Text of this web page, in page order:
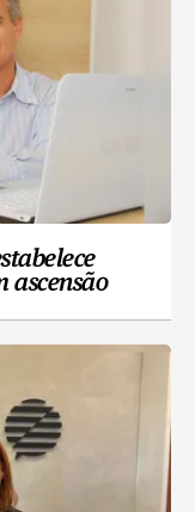
ascensão